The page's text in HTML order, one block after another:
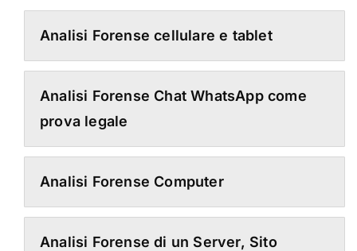
Analisi Forense cellulare e tablet
Analisi Forense Chat WhatsApp come
prova legale
Analisi Forense Computer
Analisi Forense di un Server, Sito